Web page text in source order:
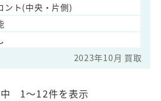
ント(中央・片側)
2023年10月 買取
1～12件を表示